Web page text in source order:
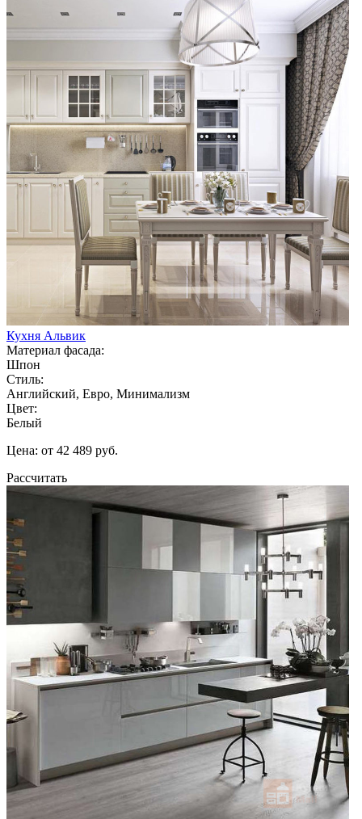
Кухня Альвик
Материал фасада:
Шпон
Стиль:
Английский, Евро, Минимализм
Цвет:
Белый
Цена: от 42 489 руб.
Рассчитать